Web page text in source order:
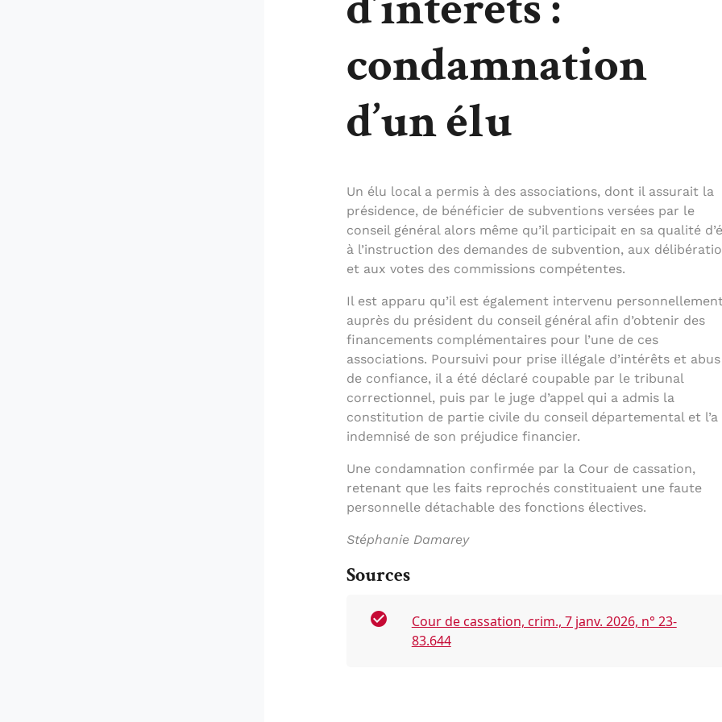
condamnation
d’un élu
Un élu local a permis à des associations, dont il assurait la
présidence, de bénéficier de subventions versées par le
conseil général alors même qu’il participait en sa qualité
à l’instruction des demandes de subvention, aux
et aux votes des commissions compétentes.
Il est apparu qu’il est également intervenu
auprès du président du conseil général afin d’obtenir des
financements complémentaires pour l’une de ces
associations. Poursuivi pour prise illégale d’intérêts et abus
de confiance, il a été déclaré coupable par le tribunal
correctionnel, puis par le juge d’appel qui a admis la
constitution de partie civile du conseil départemental et l’a
indemnisé de son préjudice financier.
Une condamnation confirmée par la Cour de cassation,
retenant que les faits reprochés constituaient une faute
personnelle détachable des fonctions électives.
Stéphanie Damarey
Sources
Cour de cassation, crim., 7 janv. 2026, n° 23-
83.644